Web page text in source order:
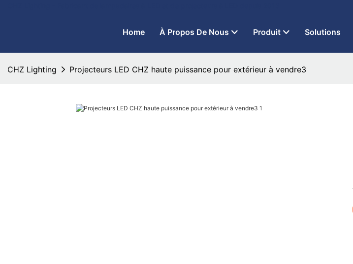
Home À Propos De Nous Produit Solutions
CHZ Lighting Projecteurs LED CHZ haute puissance pour extérieur à vendre3